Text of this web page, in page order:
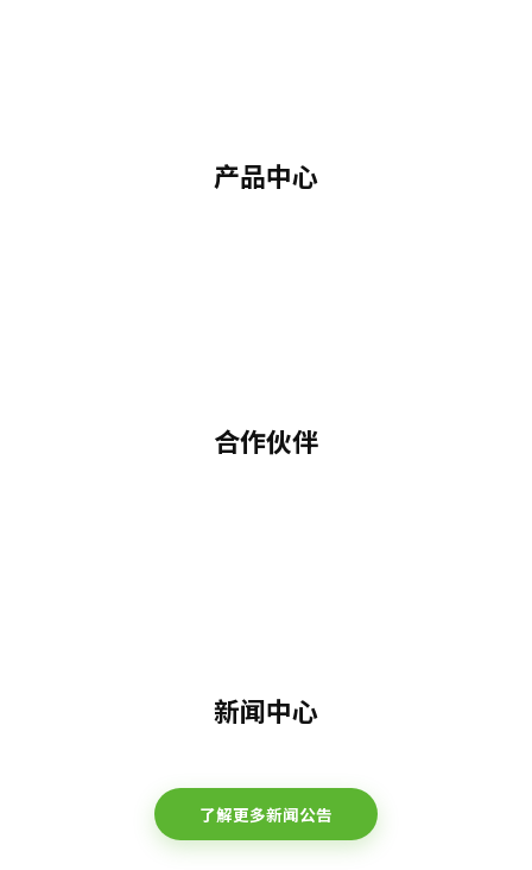
产品中心
合作伙伴
新闻中心
了解更多新闻公告